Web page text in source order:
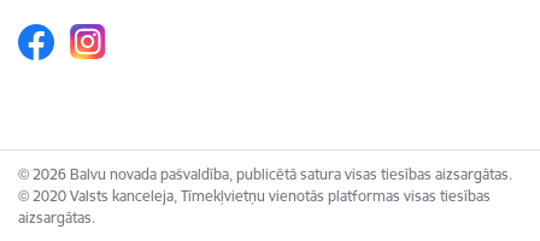
© 2026 Balvu novada pašvaldība, publicētā satura visas tiesības aizsargātas.
© 2020 Valsts kanceleja, Tīmekļvietņu vienotās platformas visas tiesības
aizsargātas.